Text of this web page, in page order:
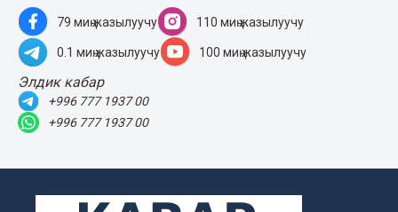
79 миң жазылуучу 110 миң жазылуучу
0.1 миң жазылуучу 100 миң жазылуучу
Элдик кабар
+996 777 1937 00
+996 777 1937 00